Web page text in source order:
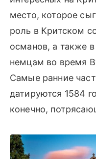
место, которое
роль в Критском
османов, а также
немцам во время
Самые ранние
датируются 1584
конечно,